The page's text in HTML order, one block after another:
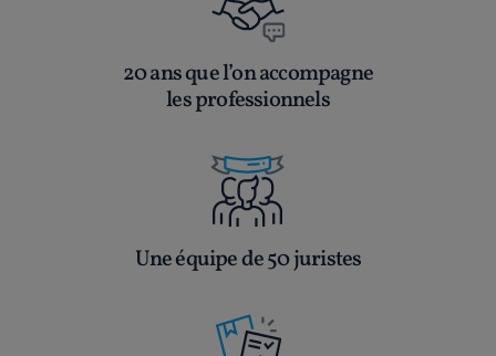
20 ans que l’on accompagne
les professionnels
Une équipe de 50 juristes